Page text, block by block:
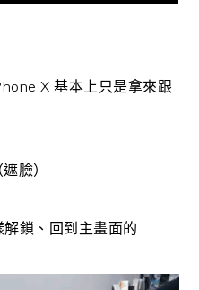
X 基本上只是拿來跟
臉）
鎖、回到主畫面的